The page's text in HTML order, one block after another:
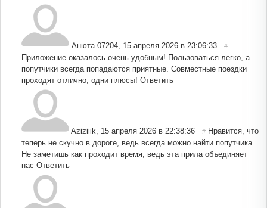
Анюта 07204 15 апреля 2026 в 23:06:33 #
Приложение оказалось очень удобным! Пользоваться легко, а
попутчики всегда попадаются приятные. Совместные поездки
проходят отлично, одни плюсы! Ответить
Aziziiik 15 апреля 2026 в 22:38:36 # Нравится, что
теперь не скучно в дороге, ведь всегда можно найти попутчика
Не заметишь как проходит время, ведь эта прила объединяет
нас Ответить